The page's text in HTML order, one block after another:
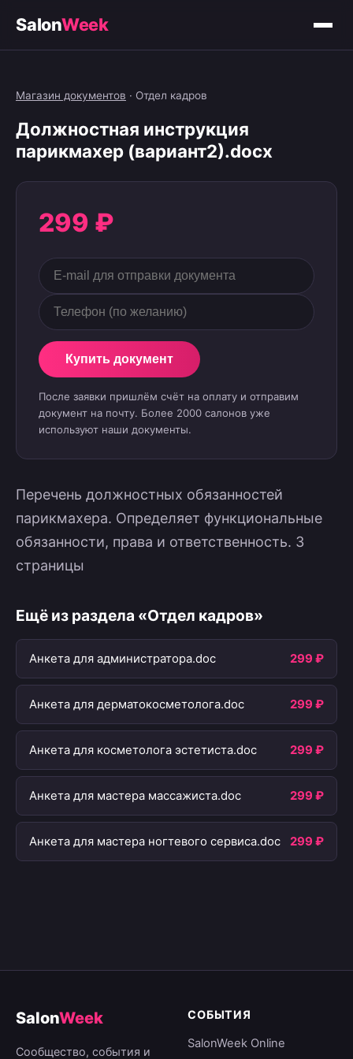
SalonWeek
Магазин документов · Отдел кадров
Должностная инструкция
парикмахер (вариант2).docx
299 ₽
Купить документ
После заявки пришлём счёт на оплату и отправим
документ на почту. Более 2000 салонов уже
используют наши документы.
Перечень должностных обязанностей
парикмахера. Определяет функциональные
обязанности, права и ответственность. 3
страницы
Ещё из раздела «Отдел кадров»
Анкета для администратора.doc 299 ₽
Анкета для дерматокосметолога.doc 299 ₽
Анкета для косметолога эстетиста.doc 299 ₽
Анкета для мастера массажиста.doc 299 ₽
Анкета для мастера ногтевого сервиса.doc 299 ₽
SalonWeek
Сообщество, события и
СОБЫТИЯ
SalonWeek Online